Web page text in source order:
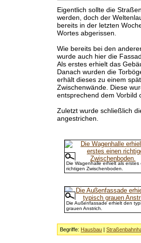
Eigentlich sollte die
werden, doch der
bereits in der letzten
Wortes abgerissen.
Wie bereits bei den
wurde auch hier die
Als erstes erhielt das
Danach wurden die
erhält dieses zu einem
Zwischenwände. Diese
entsprechend dem Vorbild
Zuletzt wurde schließlich
angestrichen.
Die Wagenhalle erhielt als erstes
richtigen Zwischenboden.
Die Außenfassade erhielt den
grauen Anstrich.
Begriffe: Hausbau |